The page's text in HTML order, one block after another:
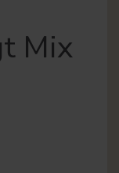
Mix